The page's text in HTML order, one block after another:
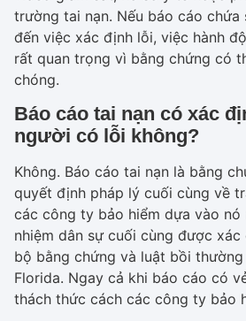
trường tai nạn. Nếu báo cáo chứa
đến việc xác định lỗi, việc hành
rất quan trọng vì bằng chứng có
chóng.
Báo cáo tai nạn có xác
người có lỗi không?
Không. Báo cáo tai nạn là bằng
quyết định pháp lý cuối cùng về
các công ty bảo hiểm dựa vào nó
nhiệm dân sự cuối cùng được
bộ bằng chứng và luật bồi
Florida. Ngay cả khi báo cáo có
thách thức cách các công ty bảo